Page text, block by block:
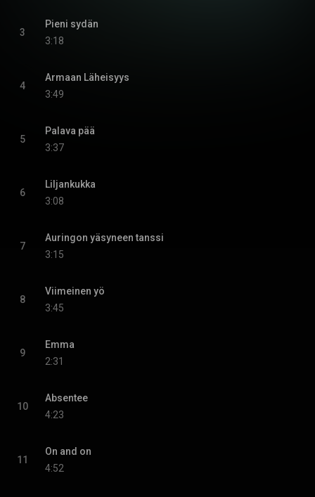
3
Pieni sydän
3:18
4
Armaan Läheisyys
3:49
5
Palava pää
3:37
6
Liljankukka
3:08
7
Auringon yäsyneen tanssi
3:15
8
Viimeinen yö
3:45
9
Emma
2:31
10
Absentee
4:23
11
On and on
4:52